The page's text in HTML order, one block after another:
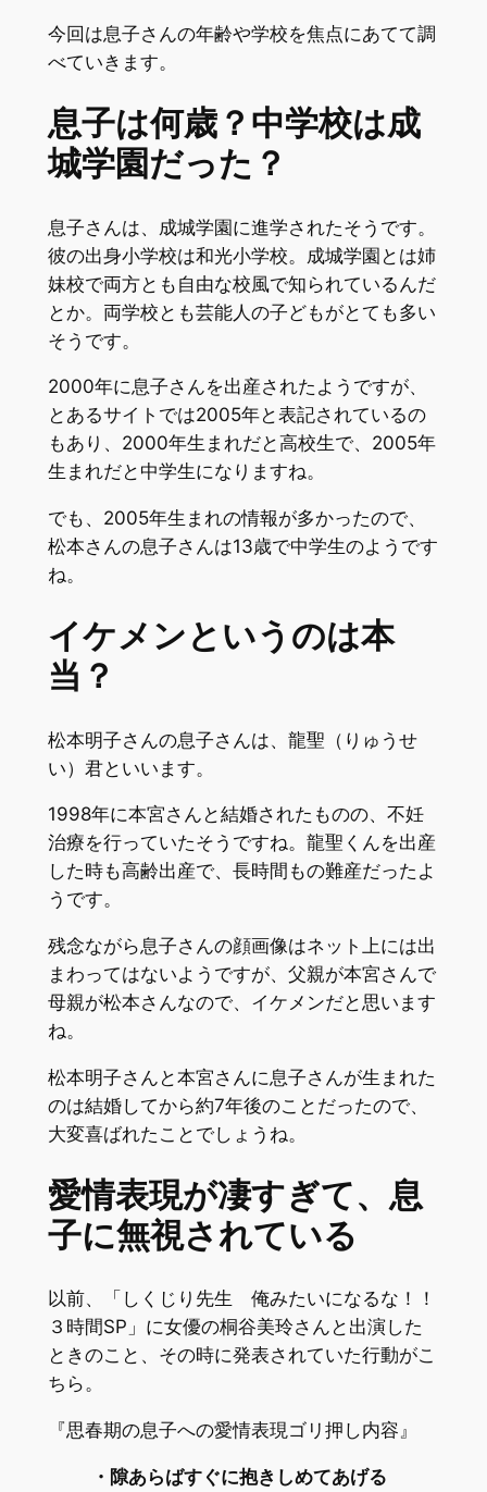
今回は息子さんの年齢や学校を焦点にあてて調
べていきます。
息子は何歳？中学校は成
城学園だった？
息子さんは、成城学園に進学されたそうです。
彼の出身小学校は和光小学校。成城学園とは姉
妹校で両方とも自由な校風で知られているんだ
とか。両学校とも芸能人の子どもがとても多い
そうです。
2000年に息子さんを出産されたようですが、
とあるサイトでは2005年と表記されているの
もあり、2000年生まれだと高校生で、2005年
生まれだと中学生になりますね。
でも、2005年生まれの情報が多かったので、
松本さんの息子さんは13歳で中学生のようです
ね。
イケメンというのは本
当？
松本明子さんの息子さんは、龍聖（りゅうせ
い）君といいます。
1998年に本宮さんと結婚されたものの、不妊
治療を行っていたそうですね。龍聖くんを出産
した時も高齢出産で、長時間もの難産だったよ
うです。
残念ながら息子さんの顔画像はネット上には出
まわってはないようですが、父親が本宮さんで
母親が松本さんなので、イケメンだと思います
ね。
松本明子さんと本宮さんに息子さんが生まれた
のは結婚してから約7年後のことだったので、
大変喜ばれたことでしょうね。
愛情表現が凄すぎて、息
子に無視されている
以前、「しくじり先生 俺みたいになるな！！
３時間SP」に女優の桐谷美玲さんと出演した
ときのこと、その時に発表されていた行動がこ
ちら。
『思春期の息子への愛情表現ゴリ押し内容』
・隙あらばすぐに抱きしめてあげる